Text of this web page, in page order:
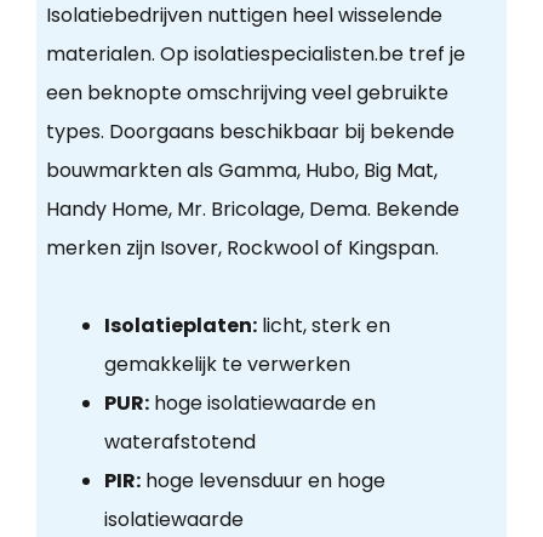
Isolatiebedrijven nuttigen heel wisselende
materialen. Op isolatiespecialisten.be tref je
een beknopte omschrijving veel gebruikte
types. Doorgaans beschikbaar bij bekende
bouwmarkten als Gamma, Hubo, Big Mat,
Handy Home, Mr. Bricolage, Dema. Bekende
merken zijn Isover, Rockwool of Kingspan.
Isolatieplaten:licht, sterk en
gemakkelijk te verwerken
PUR:hoge isolatiewaarde en
waterafstotend
PIR:hoge levensduur en hoge
isolatiewaarde